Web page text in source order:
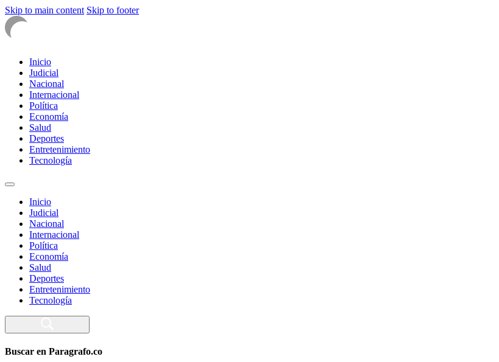
Skip to main content Skip to footer
Inicio
Judicial
Nacional
Internacional
Política
Economía
Salud
Deportes
Entretenimiento
Tecnología
Inicio
Judicial
Nacional
Internacional
Política
Economía
Salud
Deportes
Entretenimiento
Tecnología
Buscar en Paragrafo.co